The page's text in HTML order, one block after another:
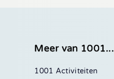
Meer van 1001...
1001 Activiteiten